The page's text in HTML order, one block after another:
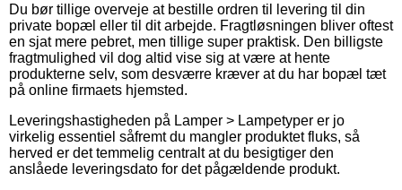
Du bør tillige overveje at bestille ordren til levering til din
private bopæl eller til dit arbejde. Fragtløsningen bliver oftest
en sjat mere pebret, men tillige super praktisk. Den billigste
fragtmulighed vil dog altid vise sig at være at hente
produkterne selv, som desværre kræver at du har bopæl tæt
på online firmaets hjemsted.
Leveringshastigheden på Lamper > Lampetyper er jo
virkelig essentiel såfremt du mangler produktet fluks, så
herved er det temmelig centralt at du besigtiger den
anslåede leveringsdato for det pågældende produkt.